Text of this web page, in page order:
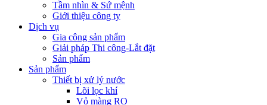
Tầm nhìn & Sứ mệnh
Giới thiệu công ty
Dịch vụ
Gia công sản phẩm
Giải pháp Thi công-Lắt đặt
Sản phẩm
Sản phẩm
Thiết bị xử lý nước
Lõi lọc khí
Vỏ màng RO